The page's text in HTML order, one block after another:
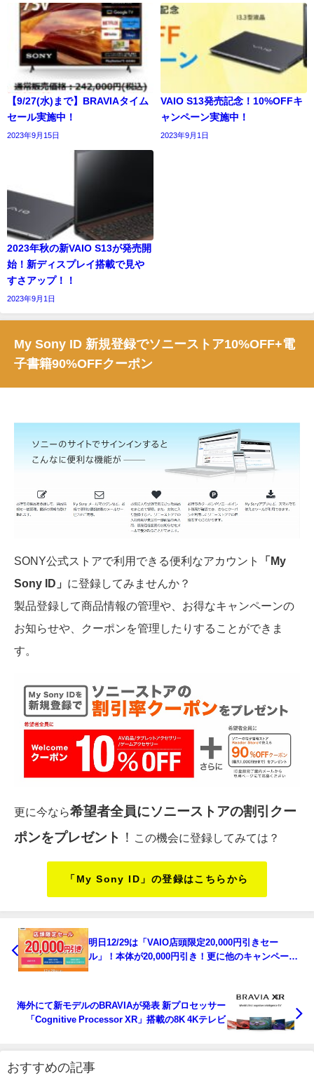
【9/27(水)まで】BRAVIAタイム
セール実施中！
2023年9月15日
VAIO S13発売記念！10%OFFキ
ャンペーン実施中！
2023年9月1日
2023年秋の新VAIO S13が発売開
始！新ディスプレイ搭載で見や
すさアップ！！
2023年9月1日
My Sony ID 新規登録でソニーストア10%OFF+電
子書籍90%OFFクーポン
SONY公式ストアで利用できる便利なアカウント
「My
Sony ID」 に登録してみませんか？
製品登録して商品情報の管理や、お得なキャンペーンの
お知らせや、クーポンを管理したりすることができま
す。
更に今なら希望者全員にソニーストアの割引クー
ポンをプレゼント ！ この機会に登録してみては？
「My Sony ID」の登録はこちらから
明日12/29は「VAIO店頭限定20,000円引きセー
ル」！本体が20,000円引き！更に他のキャンペーン
海外にて新モデルのBRAVIAが発表 新プロセッサー
「Cognitive Processor XR」搭載の8K 4Kテレビ
おすすめの記事